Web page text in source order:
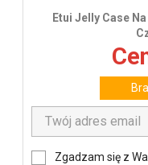
Etui Jelly Case
Zgadzam się z